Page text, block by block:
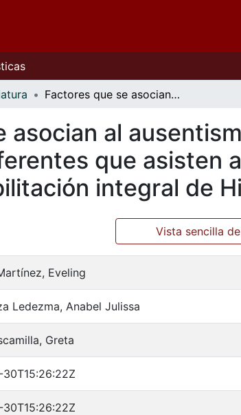
Factores que se asocian al ausentismo de pacientes con capacidades diferentes que asisten al servicio de psicología en el centro de rehabilitación integral de Hidalgo
asocian al
que asisten
integral de
Vista sencilla
Eveling
Ledezma, Anabel Julissa
Greta
30T15:26:22Z
30T15:26:22Z